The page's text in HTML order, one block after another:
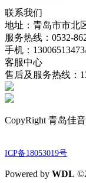
联系我们
地址：青岛市市北
服务热线：0532-
手机：
客服中心
售后及服务热线：
CopyRight 青岛佳
ICP备18053019号
Powered by WDL